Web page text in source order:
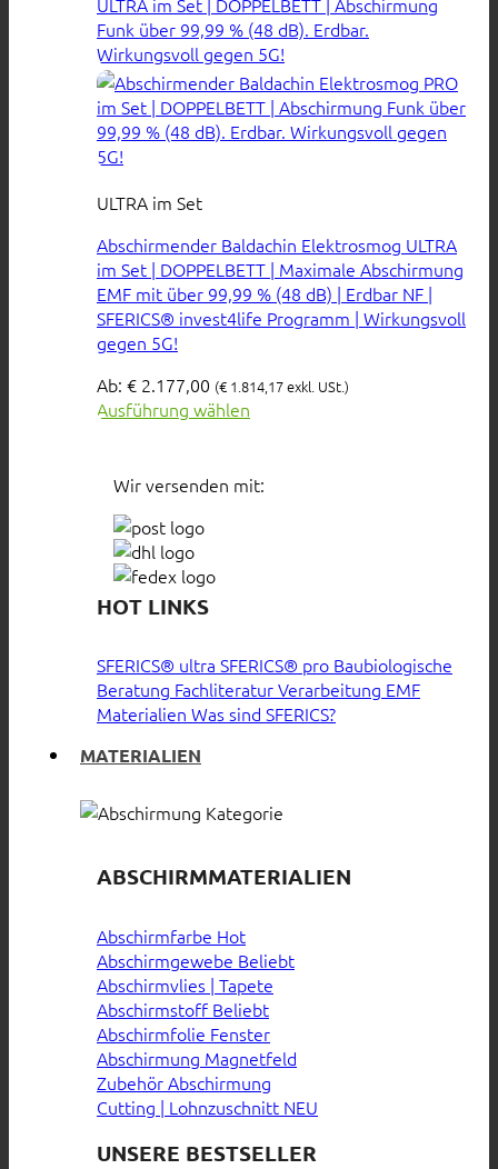
ULTRA im Set
Abschirmender Baldachin Elektrosmog ULTRA
im Set | DOPPELBETT | Maximale Abschirmung
EMF mit über 99,99 % (48 dB) | Erdbar NF |
SFERICS® invest4life Programm | Wirkungsvoll
gegen 5G!
Ab: € 2.177,00 (€ 1.814,17exkl. USt.)
Ausführung wählen
Wir versenden mit:
HOT LINKS
SFERICS® ultra SFERICS® pro Baubiologische
Beratung FachliteraturVerarbeitung EMF
Materialien Was sind SFERICS?
MATERIALIEN
ABSCHIRMMATERIALIEN
Abschirmfarbe
Abschirmgewebe
Abschirmvlies | Tapete
Abschirmstoff
Abschirmfolie Fenster
Abschirmung Magnetfeld
Zubehör Abschirmung
Cutting | Lohnzuschnitt
UNSERE BESTSELLER